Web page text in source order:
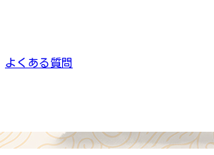
よくある質問